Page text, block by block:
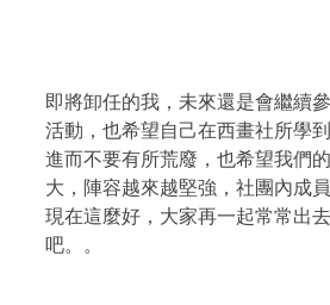
即將卸任的我，未來還是會繼續
活動，也希望自己在西畫社所學
進而不要有所荒廢，也希望我們
大，陣容越來越堅強，社團內成
現在這麼好，大家再一起常常出
吧。。